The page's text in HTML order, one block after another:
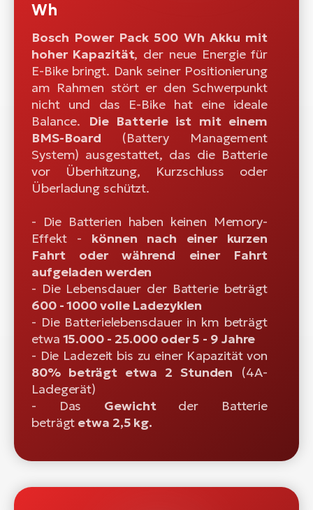
Wh
Bosch Power Pack 500 Wh Akku mit
hoher Kapazität, der neue Energie für
E-Bike bringt. Dank seiner Positionierung
am Rahmen stört er den Schwerpunkt
nicht und das E-Bike hat eine ideale
Balance. Die Batterie ist mit einem
BMS-Board (Battery Management
System) ausgestattet, das die Batterie
vor Überhitzung, Kurzschluss oder
Überladung schützt.
- Die Batterien haben keinen Memory-
Effekt - können nach einer kurzen
Fahrt oder während einer Fahrt
aufgeladen werden
- Die Lebensdauer der Batterie beträgt
600 - 1000 volle Ladezyklen
- Die Batterielebensdauer in km beträgt
etwa 15.000 - 25.000 oder 5 - 9 Jahre
- Die Ladezeit bis zu einer Kapazität von
80% beträgt etwa 2 Stunden (4A-
Ladegerät)
- Das Gewicht der Batterie
beträgt etwa 2,5 kg.